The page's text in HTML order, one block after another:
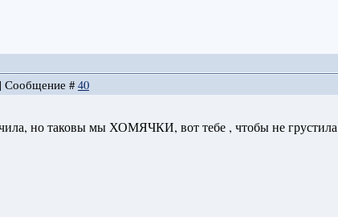
| Сообщение #40
но таковы мы ХОМЯЧКИ, вот тебе , чтобы не грустила